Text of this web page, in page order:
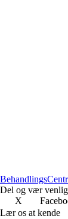
Behandlings
Del og vær venlig
X
Lær os at kende